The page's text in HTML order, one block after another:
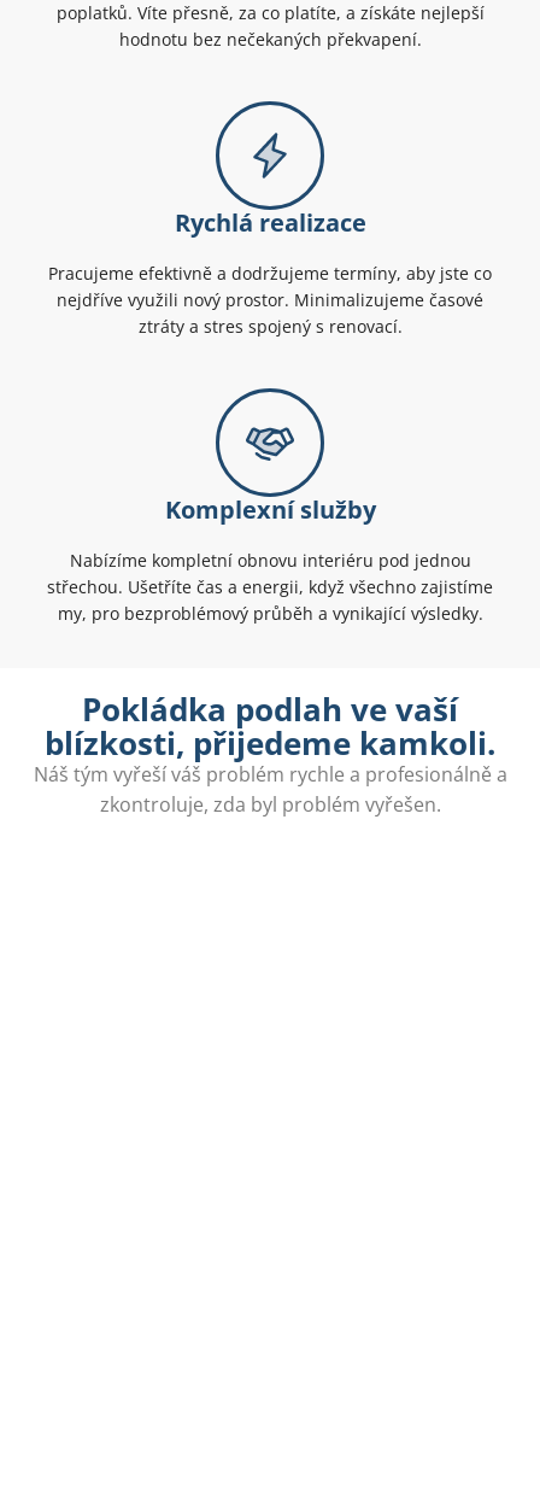
poplatků. Víte přesně, za co platíte, a získáte nejlepší
hodnotu bez nečekaných překvapení.
Rychlá realizace
Pracujeme efektivně a dodržujeme termíny, aby jste co
nejdříve využili nový prostor. Minimalizujeme časové
ztráty a stres spojený s renovací.
Komplexní služby
Nabízíme kompletní obnovu interiéru pod jednou
střechou. Ušetříte čas a energii, když všechno zajistíme
my, pro bezproblémový průběh a vynikající výsledky.
Pokládka podlah ve vaší
blízkosti, přijedeme kamkoli.
Náš tým vyřeší váš problém rychle a profesionálně a
zkontroluje, zda byl problém vyřešen.